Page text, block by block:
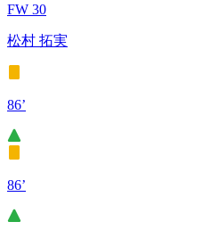
FW 30
松村 拓実
86’
86’